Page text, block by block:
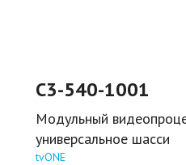
C3-540-1001
Модульный
универсальное шасси
tvONE